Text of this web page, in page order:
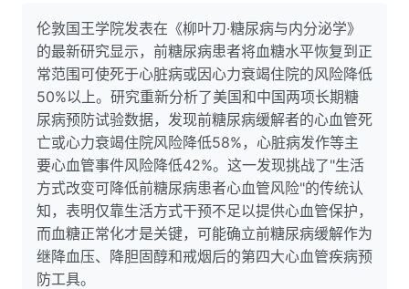
伦敦国王学院发表在《柳叶刀·糖尿病与内分泌学》
的最新研究显示，前糖尿病患者将血糖水平恢复到正
常范围可使死于心脏病或因心力衰竭住院的风险降低
50%以上。研究重新分析了美国和中国两项长期糖
尿病预防试验数据，发现前糖尿病缓解者的心血管死
亡或心力衰竭住院风险降低58%，心脏病发作等主
要心血管事件风险降低42%。这一发现挑战了"生活
方式改变可降低前糖尿病患者心血管风险"的传统认
知，表明仅靠生活方式干预不足以提供心血管保护，
而血糖正常化才是关键，可能确立前糖尿病缓解作为
继降血压、降胆固醇和戒烟后的第四大心血管疾病预
防工具。